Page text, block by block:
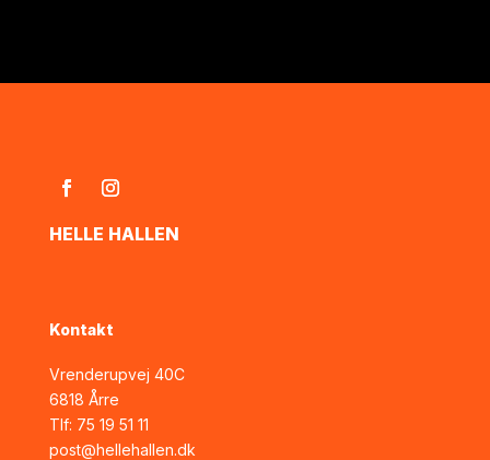
HELLE HALLEN
Kontakt
Vrenderupvej 40C
6818 Årre
Tlf: 75 19 51 11
post@hellehallen.dk